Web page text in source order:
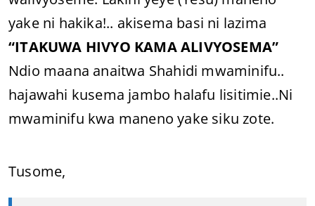
yake ni hakika!.. akisema basi ni lazima
“ITAKUWA HIVYO KAMA ALIVYOSEMA”
Ndio maana anaitwa Shahidi mwaminifu..
hajawahi kusema jambo halafu lisitimie..Ni
mwaminifu kwa maneno yake siku zote.
Tusome,